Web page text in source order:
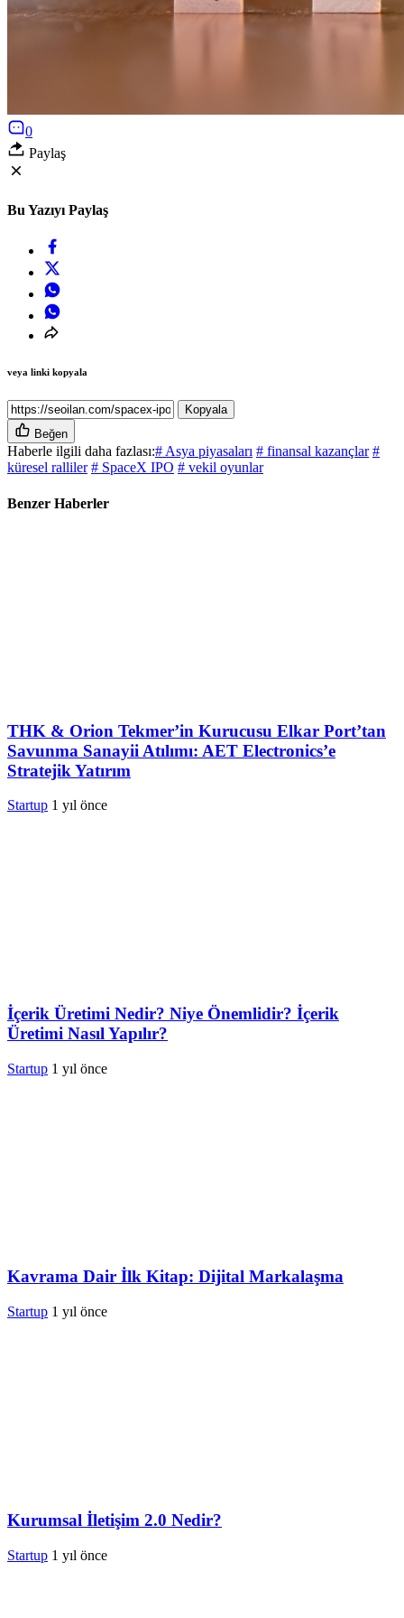
0
Paylaş
Bu Yazıyı Paylaş
veya linki kopyala
Kopyala
Beğen
Haberle ilgili daha fazlası:# Asya piyasaları # finansal kazançlar #
küresel ralliler # SpaceX IPO # vekil oyunlar
Benzer Haberler
THK & Orion Tekmer’in Kurucusu Elkar Port’tan
Savunma Sanayii Atılımı: AET Electronics’e
Stratejik Yatırım
Startup 1 yıl önce
İçerik Üretimi Nedir? Niye Önemlidir? İçerik
Üretimi Nasıl Yapılır?
Startup 1 yıl önce
Kavrama Dair İlk Kitap: Dijital Markalaşma
Startup 1 yıl önce
Kurumsal İletişim 2.0 Nedir?
Startup 1 yıl önce